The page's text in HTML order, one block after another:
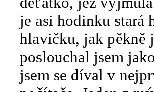
je asi hodinku stará
hlavičku, jak pěkně
poslouchal jsem
jsem se díval v